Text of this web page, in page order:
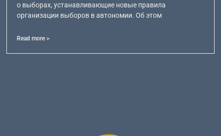
о выборах, устанавливающие новые правила
организации выборов в автономии. Об этом
Read more >